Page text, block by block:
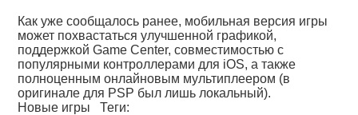
Как уже сообщалось ранее, мобильная версия игры
может похвастаться улучшенной графикой,
поддержкой Game Center, совместимостью с
популярными контроллерами для iOS, а также
полноценным онлайновым мультиплеером (в
оригинале для PSP был лишь локальный).
Новые игры Теги: